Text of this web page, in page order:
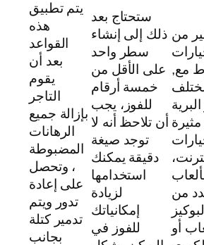
يتم تطبيق
هذه
القواعد
بعد أن
يقوم
التاجر
بإزالة جميع
الرهانات
المضبوطة
، وتحصل
على إعادة
تدور ويتم
تدمير كتلة
بجانب
ستحتاج بعد
ذلك إلى إنشاء
سطر واحد
على الأقل من
خمسة أرقام
للفوز، يجب
أن تلاحظ أنه لا
توجد صيغة
دقيقة يمكنك
استخدامها
لزيادة
إمكانياتك
للفوز في
من
مع,
من
أو